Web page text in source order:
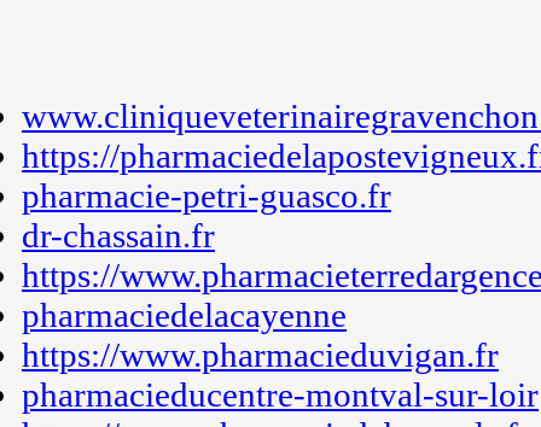
https://
pharmacie-petri-guasco.fr
dr-chassain.fr
https://
pharmaciedelacayenne
https://www.pharmacieduvigan.fr
pharmacieducentre-montval-sur-loir